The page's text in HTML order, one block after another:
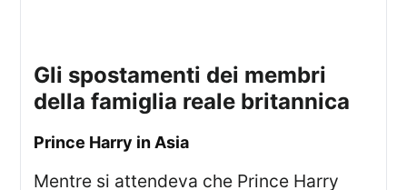
gli spostamenti dei membri
della famiglia reale britannica
Prince Harry in Asia
Mentre si attendeva che Prince Harry